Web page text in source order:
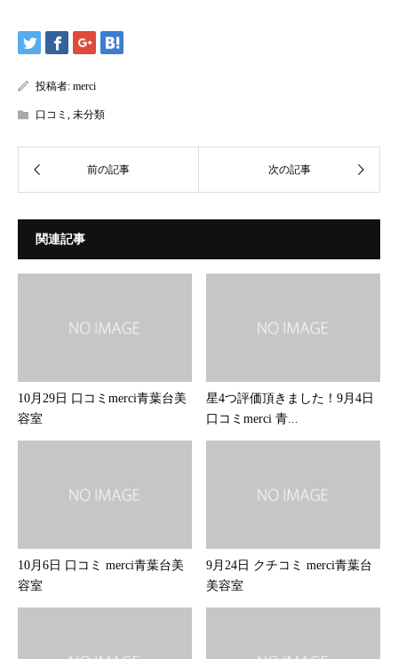
投稿者: merci
口コミ , 未分類
関連記事
10月29日 口コミmerci青葉台美
容室
星4つ評価頂きました！9月4日
口コミmerci 青...
10月6日 口コミ merci青葉台美
容室
9月24日 クチコミ merci青葉台
美容室